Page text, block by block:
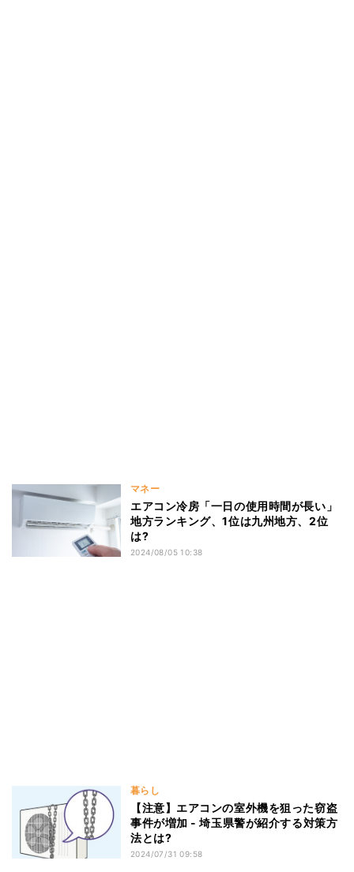
マネー
エアコン冷房「一日の使用時間が長い」
地方ランキング、1位は九州地方、2位
は?
2024/08/05 10:38
暮らし
【注意】エアコンの室外機を狙った窃盗
事件が増加 - 埼玉県警が紹介する対策方
法とは?
2024/07/31 09:58